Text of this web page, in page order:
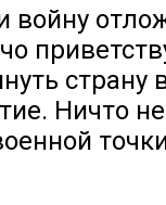
войну
страну
Ничто